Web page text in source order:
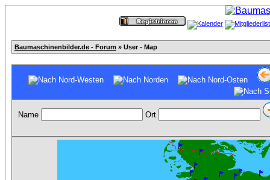
Baumaschinenbilder.de - Forum » User - Map
Name Ort